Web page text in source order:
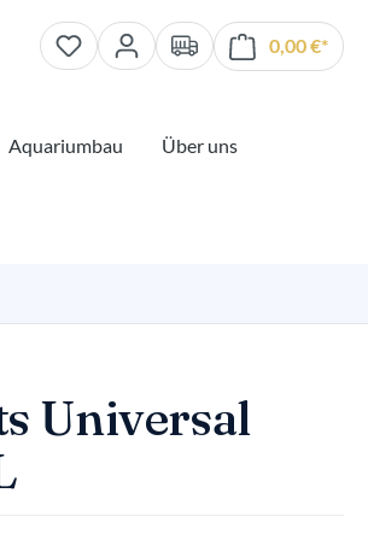
0,00 €*
Aquariumbau
Über uns
Universal